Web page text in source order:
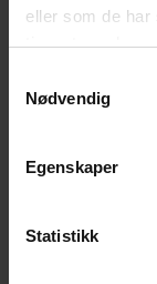
eller som de har
tjenestene
Nødvendig
Egenskaper
Statistikk
MATGAVER